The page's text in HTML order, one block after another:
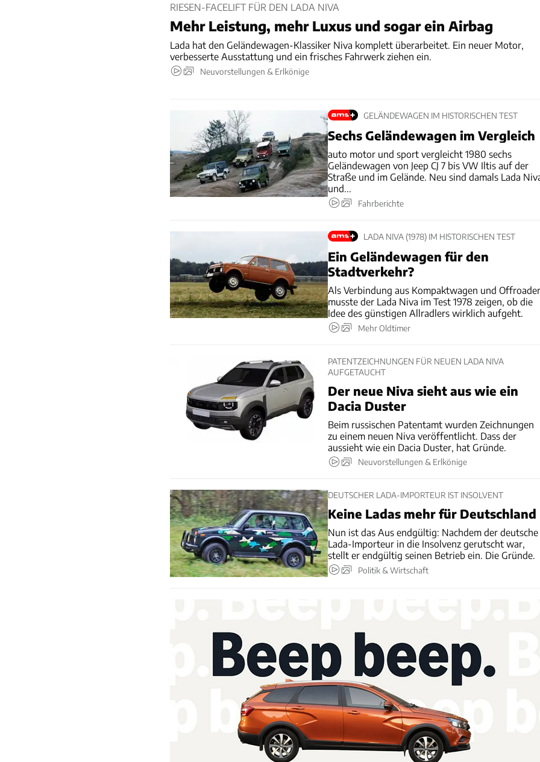
RIESEN-FACELIFT FÜR DEN LADA NIVA
Mehr Leistung, mehr Luxus und sogar ein Airbag
Lada hat den Geländewagen-Klassiker Niva komplett überarbeitet. Ein neuer Motor,
verbesserte Ausstattung und ein frisches Fahrwerk ziehen ein.
Neuvorstellungen & Erlkönige
GELÄNDEWAGEN IM HISTORISCHEN TEST
Sechs Geländewagen im Vergleich
auto motor und sport vergleicht 1980 sechs
Geländewagen von Jeep CJ 7 bis VW Iltis auf der
Straße und im Gelände. Neu sind damals Lada
und...
Fahrberichte
LADA NIVA (1978) IM HISTORISCHEN TEST
Ein Geländewagen für den
Stadtverkehr?
Als Verbindung aus Kompaktwagen und Offroader
musste der Lada Niva im Test 1978 zeigen, ob die
Idee des günstigen Allradlers wirklich aufgeht.
Mehr Oldtimer
PATENTZEICHNUNGEN FÜR NEUEN LADA NIVA
AUFGETAUCHT
Der neue Niva sieht aus wie ein
Dacia Duster
Beim russischen Patentamt wurden Zeichnungen
zu einem neuen Niva veröffentlicht. Dass der
aussieht wie ein Dacia Duster, hat Gründe.
Neuvorstellungen & Erlkönige
DEUTSCHER LADA-IMPORTEUR IST INSOLVENT
Keine Ladas mehr für Deutschland
Nun ist das Aus endgültig: Nachdem der deutsche
Lada-Importeur in die Insolvenz gerutscht war,
stellt er endgültig seinen Betrieb ein. Die Gründe.
Politik & Wirtschaft